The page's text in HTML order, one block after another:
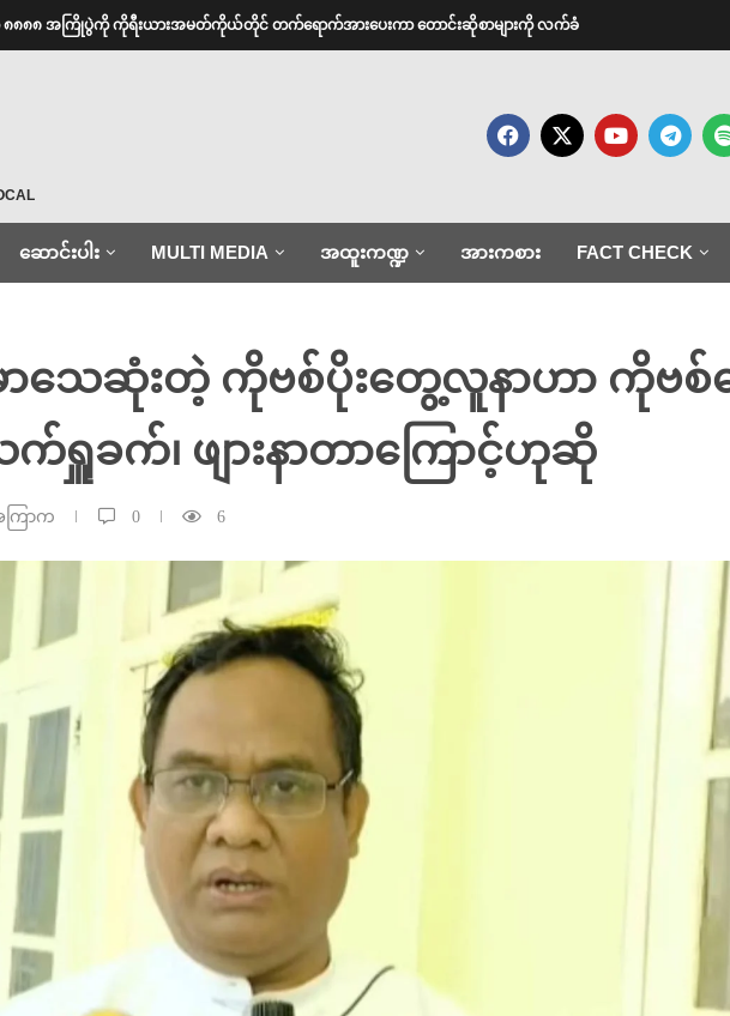
၈၈၈၈ အကြိုပွဲကို ကိုရီးယားအမတ်ကိုယ်တိုင် တက်ရောက်အားပေးကာ တောင်းဆိုစာများကို လက်ခံ
ဆောင်းပါး MULTI MEDIA အထူးကဏ္ဍ အားကစား FACT CHECK
ာသေဆုံးတဲ့ ကိုဗစ်ပိုးတွေ့လူနာဟာ ကိုဗစ်ရ
ခက်၊ ဖျားနာတာကြောင့်ဟုဆို
ကြာက 0 6